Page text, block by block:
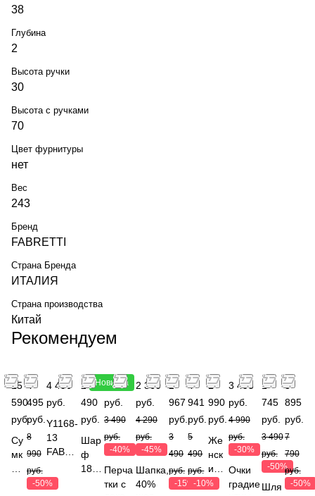
38
Глубина
2
Высота ручки
30
Высота с ручками
70
Цвет фурнитуры
нет
Вес
243
Бренд
FABRETTI
Страна Бренда
ИТАЛИЯ
Страна производства
Китай
Рекомендуем
15
590
руб.
Су
мк
4
495
руб.
8
990
руб.
-50%
4 490
руб.
Y1168-
13
FABRE
Сумка
Новинка
2
490
руб.
Шар
ф
180*
2 094
руб.
3 490
руб.
-40%
Перча
тки с
2 360
руб.
4 290
руб.
-45%
Шапка,
40%
2
967
руб.
3
490
руб.
-15%
4
941
руб.
5
490
руб.
-10%
1
990
руб.
Же
нск
ий
рем
3 493
руб.
4 990
руб.
-30%
Очки
градие
1
745
руб.
3 490
руб.
-50%
Шля
3
895
руб.
7
790
руб.
-50%